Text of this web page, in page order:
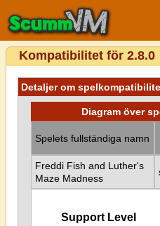
Kompatibilitet för 2.8.0
Detaljer om
Diagram över
Spelets fullständiga namn
Freddi Fish and Luther's
Maze Madness
Support Level